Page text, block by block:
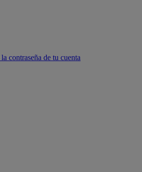
contraseña de tu cuenta